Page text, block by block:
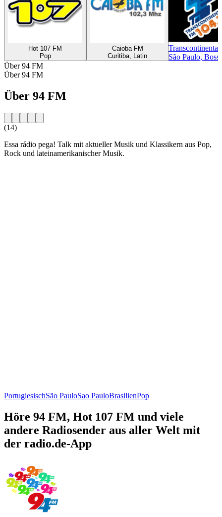
Hot 107 FM
Pop
Caioba FM
Curitiba, Latin
São Paulo,
Über 94 FM
Über 94 FM
Über 94 FM
(14)
Essa rádio pega! Talk mit aktueller Musik und Klassikern aus Pop,
Rock und lateinamerikanischer Musik.
PortugiesischSão PauloSao PauloBrasilienPop
Höre 94 FM, Hot 107 FM und viele
andere Radiosender aus aller Welt mit
der radio.de-App